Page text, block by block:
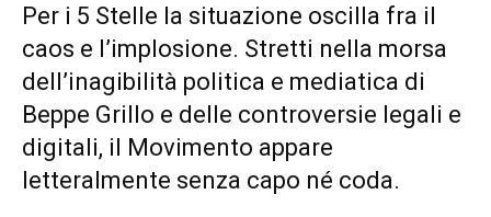
Per i 5 Stelle la situazione oscilla fra il
caos e l’implosione. Stretti nella morsa
dell’inagibilità politica e mediatica di
Beppe Grillo e delle controversie legali e
digitali, il Movimento appare
letteralmente senza capo né coda.